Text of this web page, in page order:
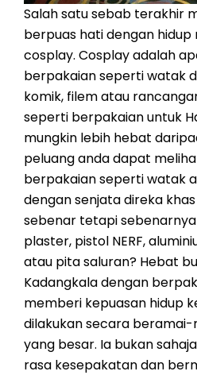
Salah satu sebab terakhir
berpuas hati dengan
cosplay. Cosplay adalah
berpakaian seperti watak
komik, filem atau
seperti berpakaian untuk
mungkin lebih hebat
peluang anda dapat
berpakaian seperti watak
dengan senjata direka
sebenar tetapi
plaster, pistol NERF,
atau pita saluran? Hebat
Kadangkala dengan
memberi kepuasan hidup
dilakukan secara beramai-
yang besar. Ia bukan
rasa kesepakatan dan